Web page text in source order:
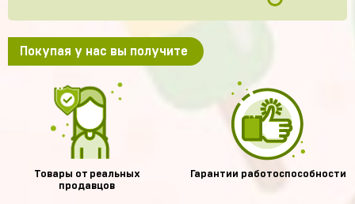
Покупая у нас вы получите
Товары от реальных
продавцов
Гарантии работоспособности